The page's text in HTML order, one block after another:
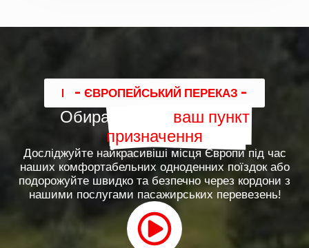
- ЄВРОПЕЙСЬКИЙ ПЕРЕКАЗ -
Обирайте свій
ваш пункт
призначення
Досліджуйте найкрасивіші місця Європи під час
наших комфортабельних одноденних поїздок або
подорожуйте швидко та безпечно через кордони з
нашими послугами пасажирських перевезень!